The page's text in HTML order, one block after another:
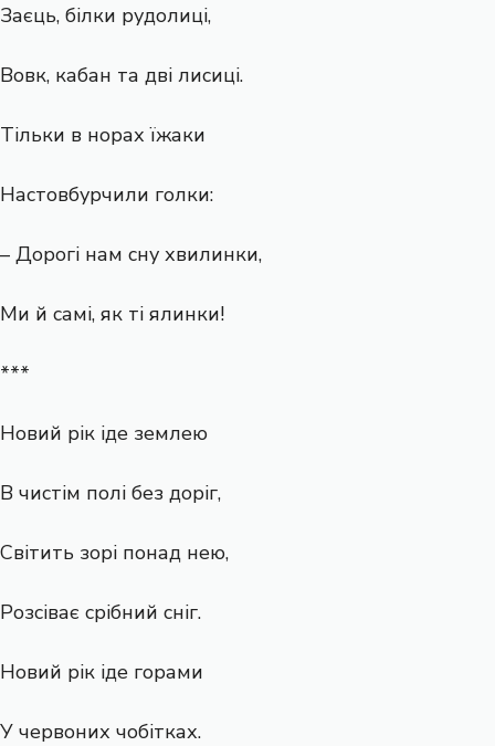
Заєць, білки рудолиці,
Вовк, кабан та дві лисиці.
Тільки в норах їжаки
Настовбурчили голки:
– Дорогі нам сну хвилинки,
Ми й самі, як ті ялинки!
***
Новий рік іде землею
В чистім полі без доріг,
Світить зорі понад нею,
Розсіває срібний сніг.
Новий рік іде горами
У червоних чобітках.